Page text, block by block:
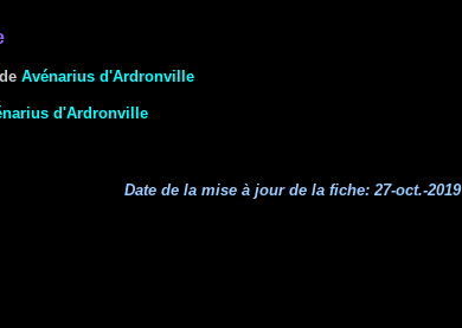
de Avénarius d'Ardronville
d'Ardronville
Date de la mise à jour de la fiche:27-oct.-2019